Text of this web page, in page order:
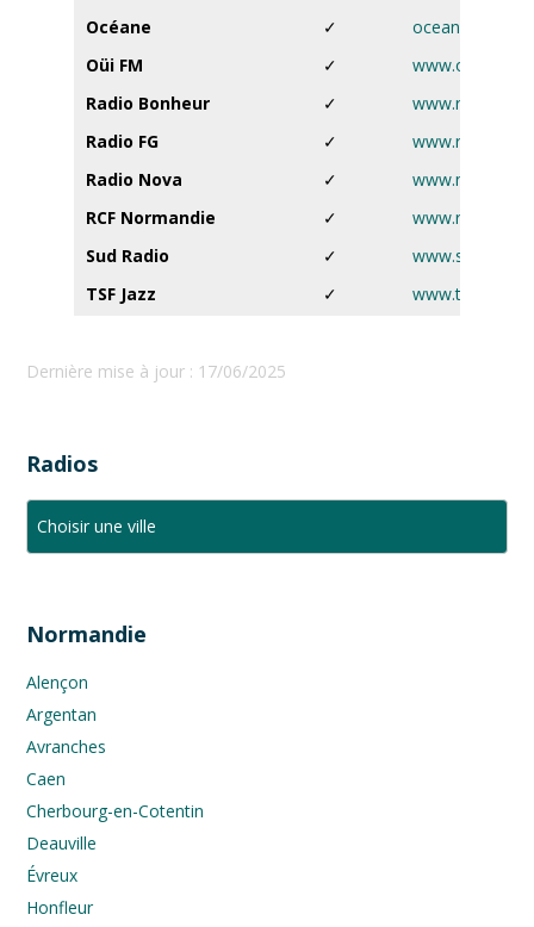
Océane ✓
oceane.ouest-
Oüi FM
✓
www.ouifm.fr
Radio Bonheur
✓
Radio FG
✓
Radio Nova
✓
www.nova.fr
RCF Normandie
✓
www.rcf.fr
Sud Radio
✓
TSF Jazz
✓
Dernière mise à jour : 17/06/2025
Radios
Normandie
Alençon
Argentan
Avranches
Caen
Cherbourg-en-Cotentin
Deauville
Évreux
Honfleur